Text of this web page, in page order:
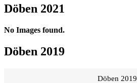
Döben 2021
No Images found.
Döben 2019
Döben 2019